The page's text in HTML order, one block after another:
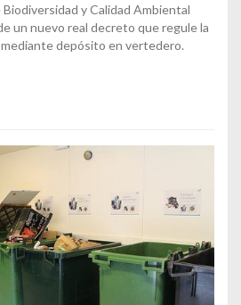
y Calidad Ambiental
un nuevo real decreto que regule la
depósito en vertedero.